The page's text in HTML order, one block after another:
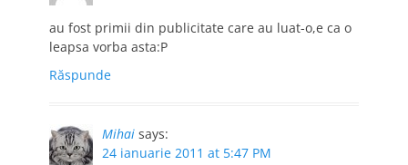
au fost primii din publicitate care au luat-o,e ca o
leapsa vorba asta:P
Răspunde
Mihai says:
24 ianuarie 2011 at 5:47 PM